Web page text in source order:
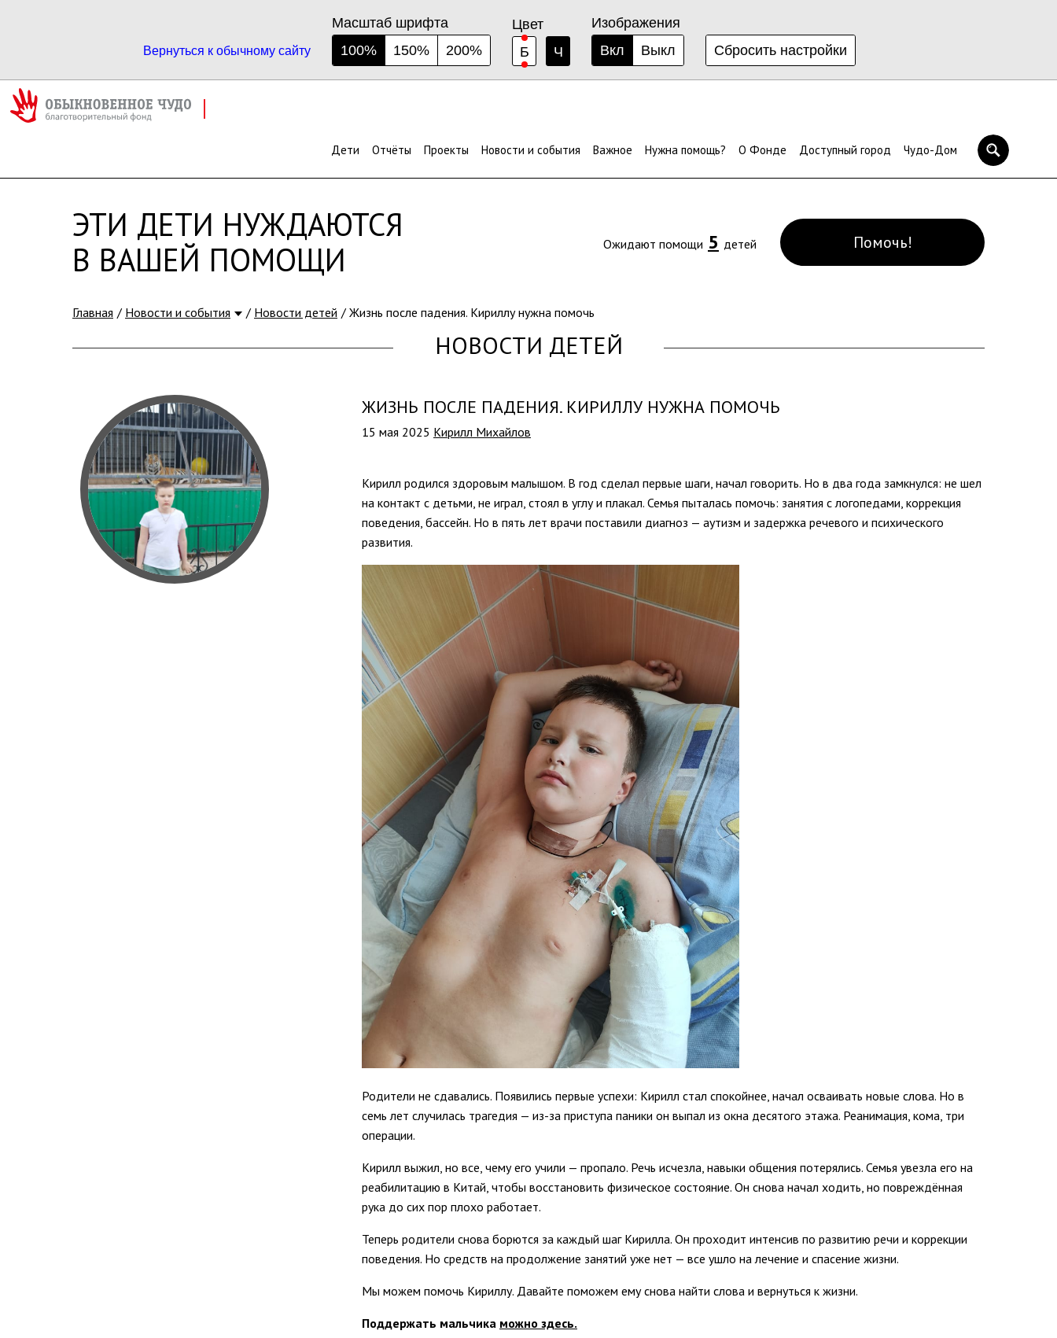
Вернуться к обычному сайту
Масштаб шрифта
100%
150% 200%
Цвет
Б
Ч
Изображения
Вкл
Выкл Сбросить настройки
Дети Отчёты Проекты Новости и события Важное Нужна помощь? О Фонде Доступный город Чудо-Дом
ЭТИ ДЕТИ НУЖДАЮТСЯ
В ВАШЕЙ ПОМОЩИ
Ожидают помощи 5 детей Помочь!
Главная Новости и события Новости детей Жизнь после падения. Кириллу нужна помочь
НОВОСТИ ДЕТЕЙ
ЖИЗНЬ ПОСЛЕ ПАДЕНИЯ. КИРИЛЛУ НУЖНА ПОМОЧЬ
15 мая 2025 Кирилл Михайлов
Кирилл родился здоровым малышом. В год сделал первые шаги, начал говорить. Но в два года замкнулся: не шел
на контакт с детьми, не играл, стоял в углу и плакал. Семья пыталась помочь: занятия с логопедами, коррекция
поведения, бассейн. Но в пять лет врачи поставили диагноз — аутизм и задержка речевого и психического
развития.
Родители не сдавались. Появились первые успехи: Кирилл стал спокойнее, начал осваивать новые слова. Но в
семь лет случилась трагедия — из-за приступа паники он выпал из окна десятого этажа. Реанимация, кома, три
операции.
Кирилл выжил, но все, чему его учили — пропало. Речь исчезла, навыки общения потерялись. Семья увезла его на
реабилитацию в Китай, чтобы восстановить физическое состояние. Он снова начал ходить, но повреждённая
рука до сих пор плохо работает.
Теперь родители снова борются за каждый шаг Кирилла. Он проходит интенсив по развитию речи и коррекции
поведения. Но средств на продолжение занятий уже нет — все ушло на лечение и спасение жизни.
Мы можем помочь Кириллу. Давайте поможем ему снова найти слова и вернуться к жизни.
Поддержать мальчика можно здесь.